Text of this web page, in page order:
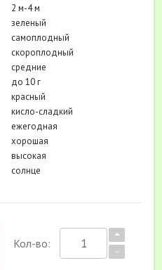
2 м-4 м
зеленый
самоплодный
скороплодный
средние
до 10 г
красный
кисло-сладкий
ежегодная
хорошая
высокая
солнце
Кол-во: